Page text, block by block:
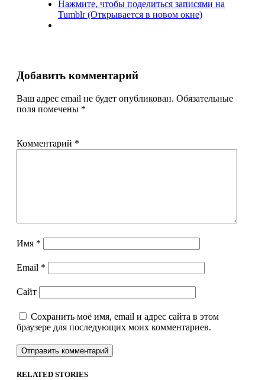
Нажмите, чтобы поделиться записями на
Tumblr (Открывается в новом окне)
Добавить комментарий
Ваш адрес email не будет опубликован. Обязательные
поля помечены *
Комментарий *
Имя *
Email *
Сайт
Сохранить моё имя, email и адрес сайта в этом
браузере для последующих моих комментариев.
RELATED STORIES